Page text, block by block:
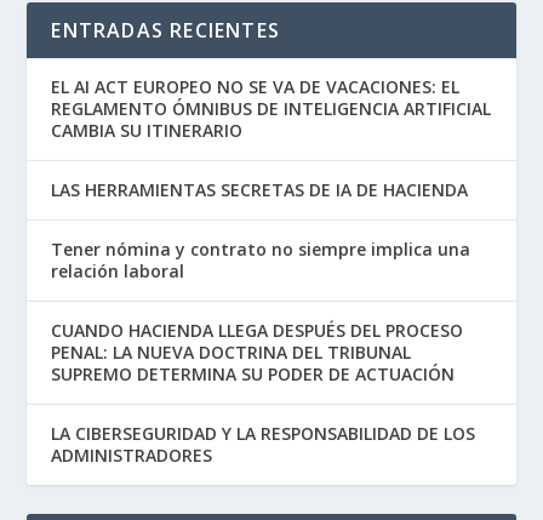
ENTRADAS RECIENTES
EL AI ACT EUROPEO NO SE VA DE VACACIONES: EL
REGLAMENTO ÓMNIBUS DE INTELIGENCIA ARTIFICIAL
CAMBIA SU ITINERARIO
LAS HERRAMIENTAS SECRETAS DE IA DE HACIENDA
Tener nómina y contrato no siempre implica una
relación laboral
CUANDO HACIENDA LLEGA DESPUÉS DEL PROCESO
PENAL: LA NUEVA DOCTRINA DEL TRIBUNAL
SUPREMO DETERMINA SU PODER DE ACTUACIÓN
LA CIBERSEGURIDAD Y LA RESPONSABILIDAD DE LOS
ADMINISTRADORES